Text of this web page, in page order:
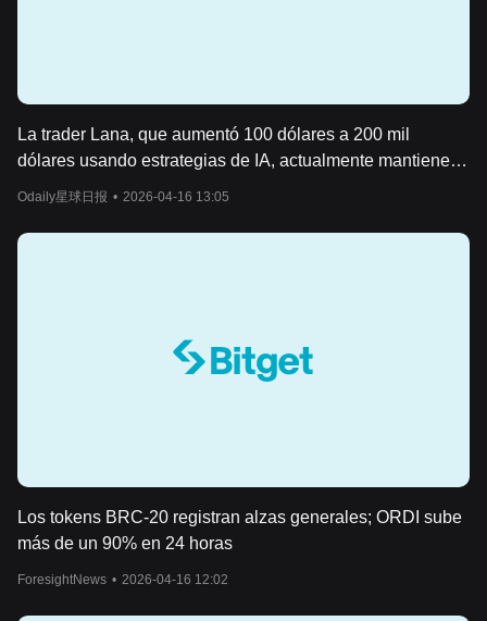
La trader Lana, que aumentó 100 dólares a 200 mil
dólares usando estrategias de IA, actualmente mantiene
posiciones largas en ORDI, SATS y RATS.
Odaily星球日报 • 2026-04-16 13:05
Los tokens BRC-20 registran alzas generales; ORDI sube
más de un 90% en 24 horas
ForesightNews • 2026-04-16 12:02